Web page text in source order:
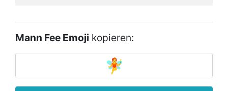
Mann Fee Emoji kopieren: